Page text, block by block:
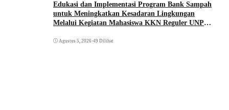
Edukasi dan Implementasi Program Bank Sampah
untuk Meningkatkan Kesadaran Lingkungan
Melalui Kegiatan Mahasiswa KKN Reguler UNP
Agustus 5, 2026•49 Dilihat